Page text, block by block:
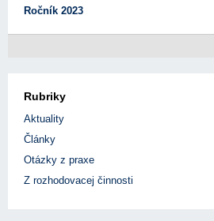
Ročník 2023
Rubriky
Aktuality
Články
Otázky z praxe
Z rozhodovacej činnosti